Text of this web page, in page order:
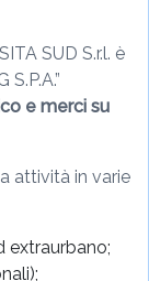
SUD S.r.l. è
e merci su
attività in varie
extraurbano;